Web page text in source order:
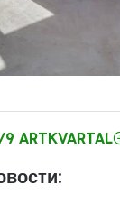
ARTKVARTAL